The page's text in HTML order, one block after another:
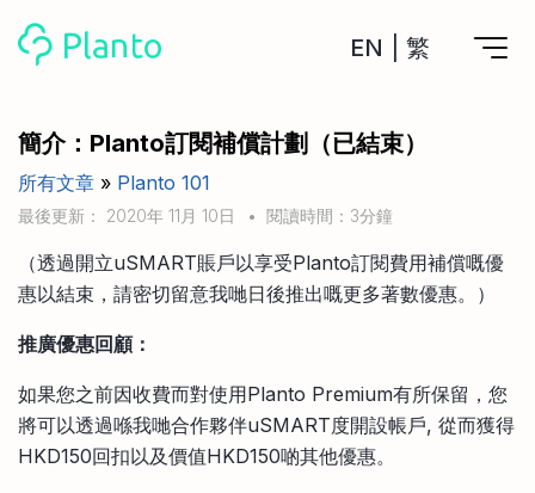
EN 繁
Planto功能
計劃買樓
計劃買樓第一步
管理及分析所有戶口
管理MPF戶口
申請清卡數/私人貸款
工具
私人貸款
年利率/APR/年息比較
比較最抵美股投資戶口
比較最抵港股投資戶口
投資加密貨幣
比較最抵Crypto交易所
關於我們
Marketplace
簡介：Planto訂閱補償計劃（已結束）
所有文章 » Planto 101
最後更新： 2020年 11月 10日 • 閱讀時間：3分鐘
（透過開立uSMART賬戶以享受Planto訂閱費用補償嘅優
惠以結束，請密切留意我哋日後推出嘅更多著數優惠。）
推廣優惠回顧：
如果您之前因收費而對使用Planto Premium有所保留，您
將可以透過喺我哋合作夥伴uSMART度開設帳戶, 從而獲得
HKD150回扣以及價值HKD150啲其他優惠。